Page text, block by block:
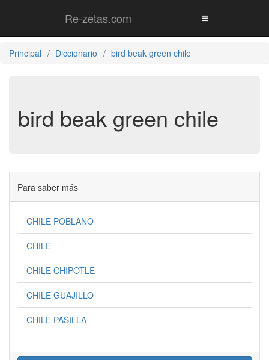
Re-zetas.com
Principal Diccionario bird beak green chile
bird beak green chile
Para saber más
CHILE POBLANO
CHILE
CHILE CHIPOTLE
CHILE GUAJILLO
CHILE PASILLA